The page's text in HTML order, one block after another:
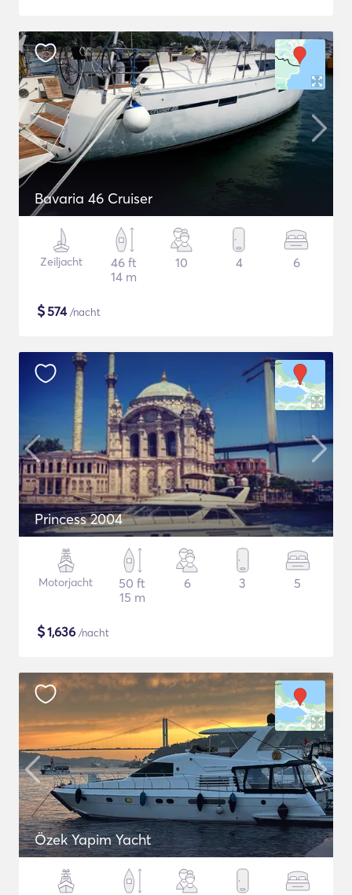
Bavaria 46 Cruiser
Zeiljacht
46 ft
14 m
10 4 6
$574/nacht
Princess 2004
Motorjacht
50 ft
15 m
6 3 5
$1,636 /nacht
Özek Yapim Yacht